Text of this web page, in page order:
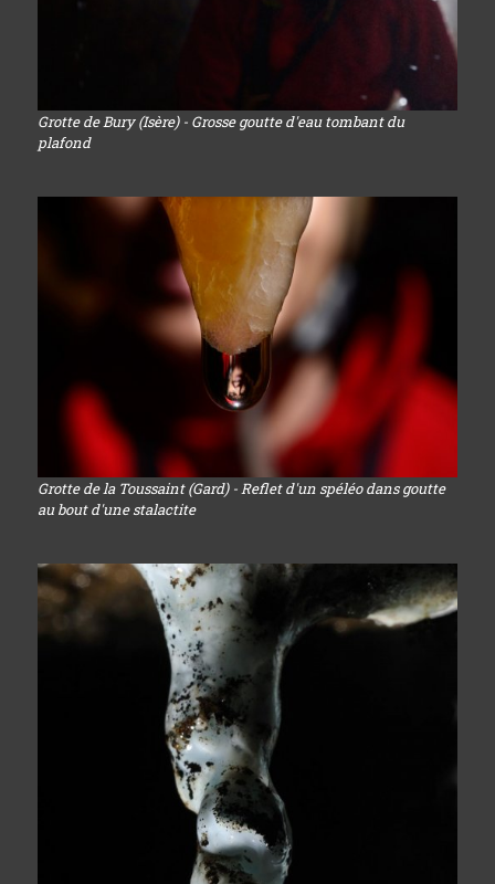
Grotte de Bury (Isère) - Grosse goutte d'eau tombant du
plafond
Grotte de la Toussaint (Gard) - Reflet d'un spéléo dans goutte
au bout d'une stalactite